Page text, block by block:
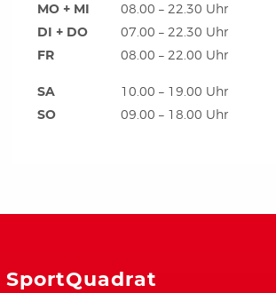
MO + MI 08.00 – 22.30 Uhr
DI + DO 07.00 – 22.30 Uhr
FR 08.00 – 22.00 Uhr
SA 10.00 – 19.00 Uhr
SO 09.00 – 18.00 Uhr
SportQuadrat